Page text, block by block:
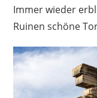
Immer wieder
Ruinen schöne